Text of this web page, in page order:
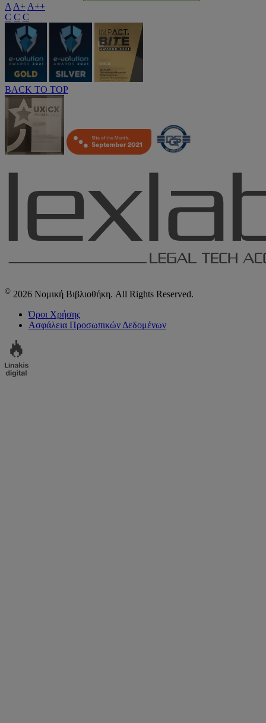
A A+ A++
C C C
BACK TO TOP
© 2026 Νομική Βιβλιοθήκη. All Rights Reserved.
Όροι Χρήσης
Ασφάλεια Προσωπικών Δεδομένων